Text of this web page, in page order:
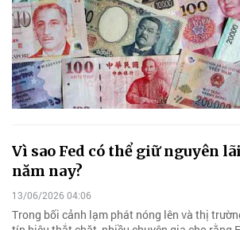
Vì sao Fed có thể giữ nguyên
năm nay?
13/06/2026 04:06
Trong bối cảnh lạm phát nóng lên và thị